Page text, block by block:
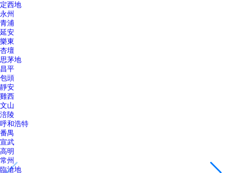
定西地
永州
青浦
延安
樂東
杏壇
思茅地
昌平
包頭
靜安
雞西
文山
涪陵
呼和浩特
番禺
宣武
高明
常州
臨滄地